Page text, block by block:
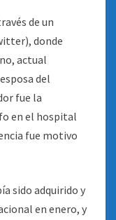
de un
donde
actual
del
fue la
en el hospital
fue motivo
sido adquirido y
en enero, y